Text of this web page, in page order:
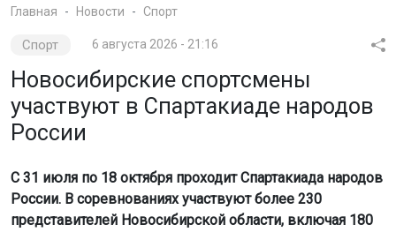
Главная Новости Спорт
Спорт 6 августа 2026 - 21:16
Новосибирские спортсмены
участвуют в Спартакиаде народов
России
С 31 июля по 18 октября проходит Спартакиада народов
России. В соревнованиях участвуют более 230
представителей Новосибирской области, включая 180